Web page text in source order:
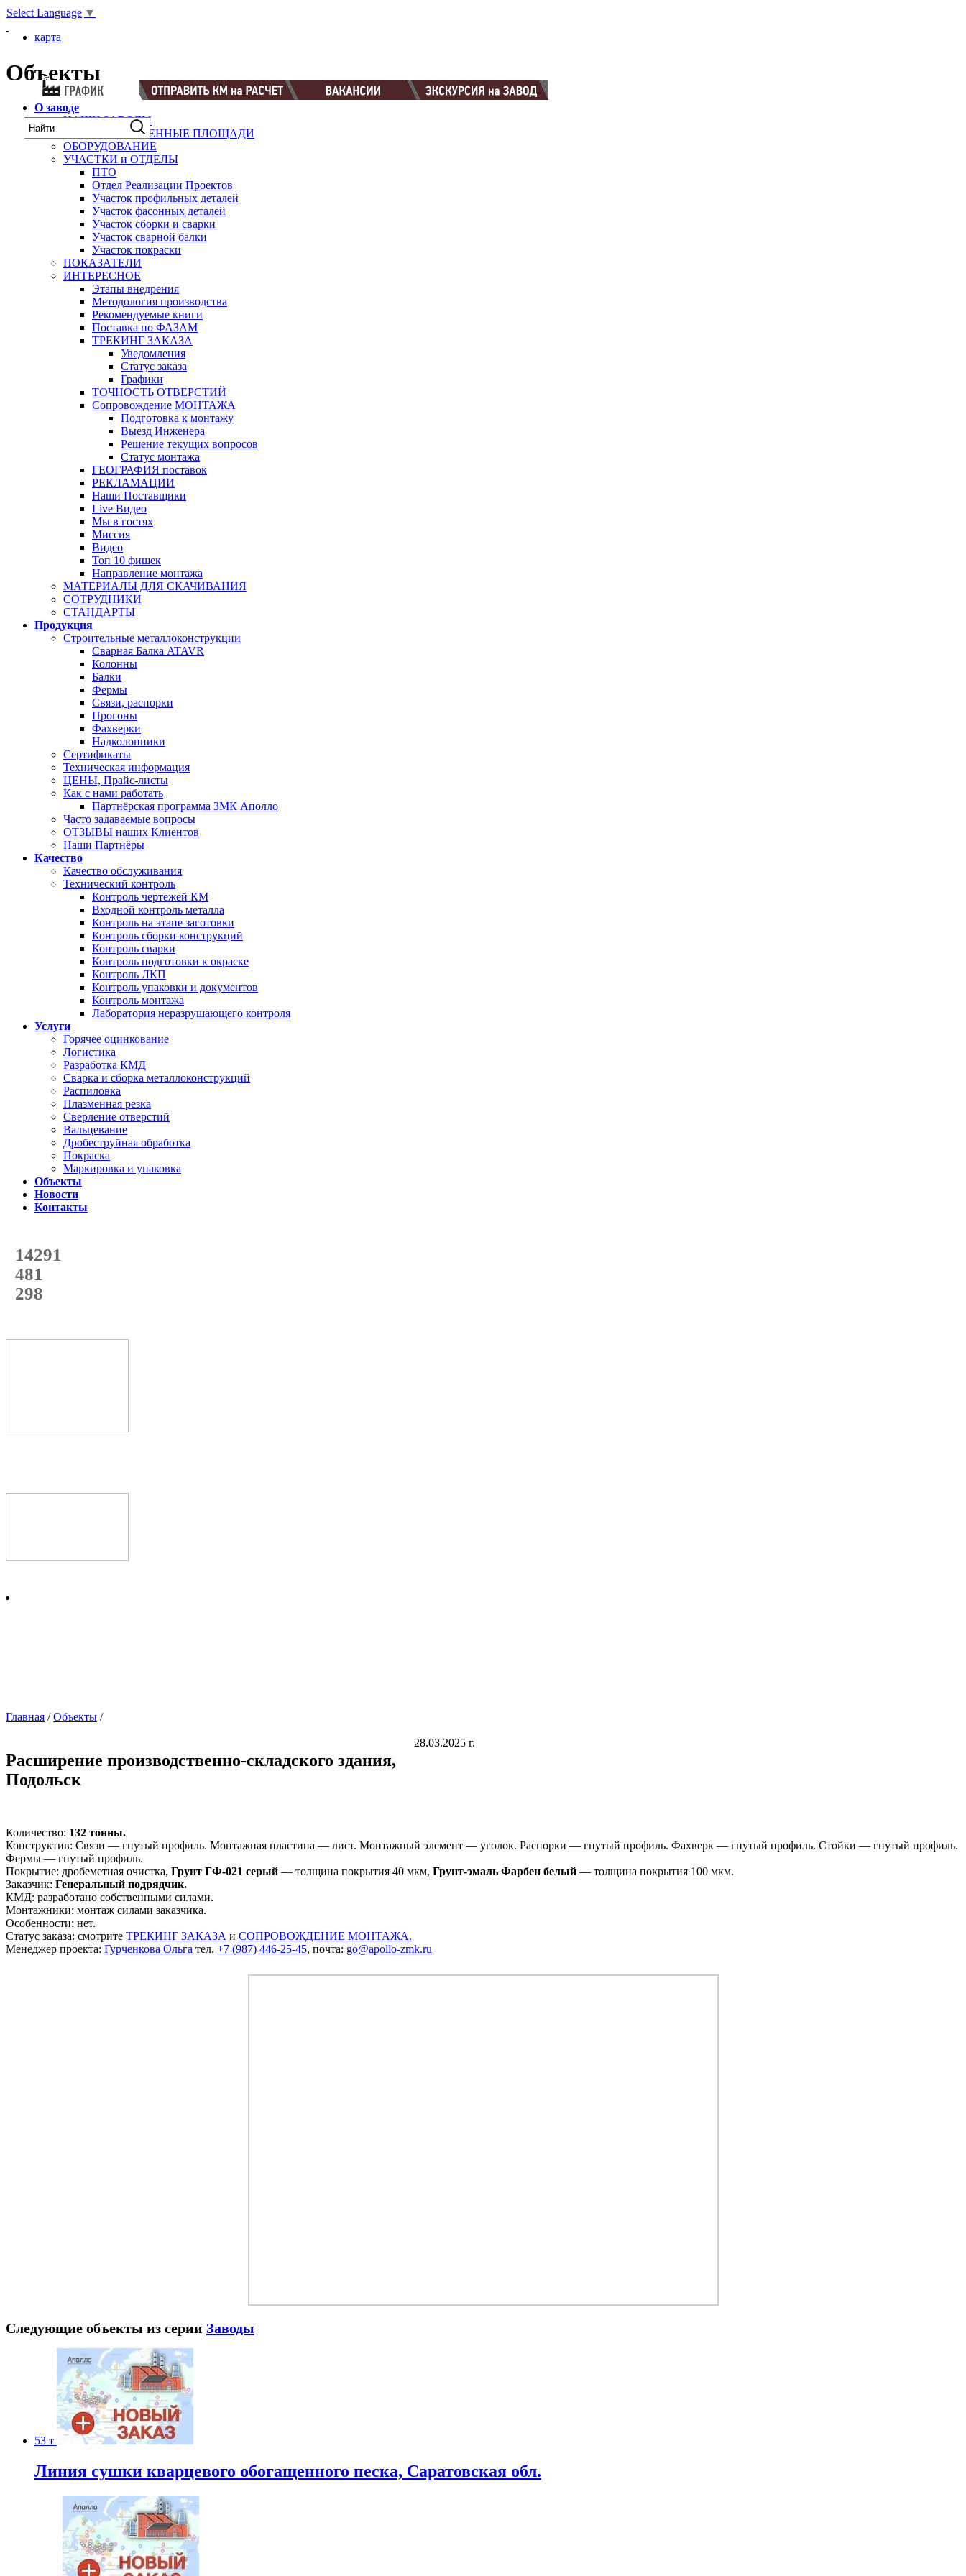
Select Language ▼
карта
Объекты
О заводе
НАШИ ЗАВОДЫ
ПРОИЗВОДСТВЕННЫЕ ПЛОЩАДИ
ОБОРУДОВАНИЕ
УЧАСТКИ и ОТДЕЛЫ
ПТО
Отдел Реализации Проектов
Участок профильных деталей
Участок фасонных деталей
Участок сборки и сварки
Участок сварной балки
Участок покраски
ПОКАЗАТЕЛИ
ИНТЕРЕСНОЕ
Этапы внедрения
Методология производства
Рекомендуемые книги
Поставка по ФАЗАМ
ТРЕКИНГ ЗАКАЗА
Уведомления
Статус заказа
Графики
ТОЧНОСТЬ ОТВЕРСТИЙ
Сопровождение МОНТАЖА
Подготовка к монтажу
Выезд Инженера
Решение текущих вопросов
Статус монтажа
ГЕОГРАФИЯ поставок
РЕКЛАМАЦИИ
Наши Поставщики
Live Видео
Мы в гостях
Миссия
Видео
Топ 10 фишек
Направление монтажа
МАТЕРИАЛЫ ДЛЯ СКАЧИВАНИЯ
СОТРУДНИКИ
СТАНДАРТЫ
Продукция
Строительные металлоконструкции
Сварная Балка ATAVR
Колонны
Балки
Фермы
Связи, распорки
Прогоны
Фахверки
Надколонники
Сертификаты
Техническая информация
ЦЕНЫ, Прайс-листы
Как с нами работать
Партнёрская программа ЗМК Аполло
Часто задаваемые вопросы
ОТЗЫВЫ наших Клиентов
Наши Партнёры
Качество
Качество обслуживания
Технический контроль
Контроль чертежей КМ
Входной контроль металла
Контроль на этапе заготовки
Контроль сборки конструкций
Контроль сварки
Контроль подготовки к окраске
Контроль ЛКП
Контроль упаковки и документов
Контроль монтажа
Лаборатория неразрушающего контроля
Услуги
Горячее оцинкование
Логистика
Разработка КМД
Сварка и сборка металлоконструкций
Распиловка
Плазменная резка
Сверление отверстий
Вальцевание
Дробеструйная обработка
Покраска
Маркировка и упаковка
Объекты
Новости
Контакты
14291
с начала года
481
с начала месяца
298
с начала недели
Главная /Объекты /
Расширение производственно-складского здания,
Подольск
28.03.2025 г.
Количество: 132 тонны.
Конструктив: Связи — гнутый профиль. Монтажная пластина — лист. Монтажный элемент — уголок. Распорки — гнутый профиль. Фахверк — гнутый профиль. Стойки — гнутый профиль.
Фермы — гнутый профиль.
Покрытие: дробеметная очистка, Грунт ГФ-021 серый — толщина покрытия 40 мкм, Грунт-эмаль Фарбен белый — толщина покрытия 100 мкм.
Заказчик: Генеральный подрядчик.
КМД: разработано собственными силами.
Монтажники: монтаж силами заказчика.
Особенности: нет.
Статус заказа: смотрите ТРЕКИНГ ЗАКАЗА и СОПРОВОЖДЕНИЕ МОНТАЖА.
Менеджер проекта: Гурченкова Ольга тел. +7 (987) 446-25-45, почта: go@apollo-zmk.ru
Следующие объекты из серии Заводы
53 т
Линия сушки кварцевого обогащенного песка, Саратовская обл.